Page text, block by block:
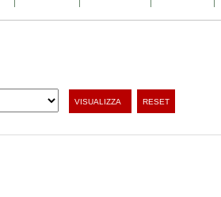
VISUALIZZA RESET